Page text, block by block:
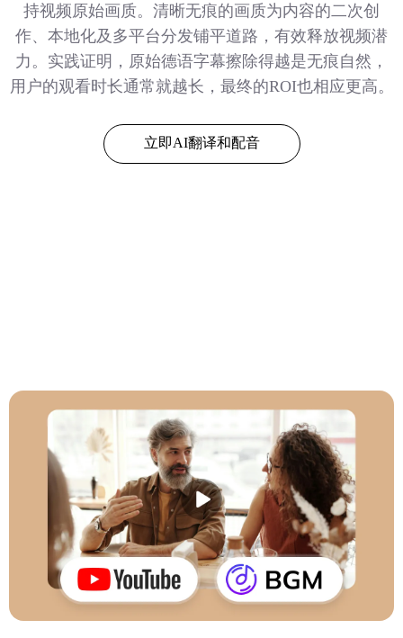
持视频原始画质。清晰无痕的画质为内容的二次创
作、本地化及多平台分发铺平道路，有效释放视频潜
力。实践证明，原始德语字幕擦除得越是无痕自然，
用户的观看时长通常就越长，最终的ROI也相应更高。
立即AI翻译和配音